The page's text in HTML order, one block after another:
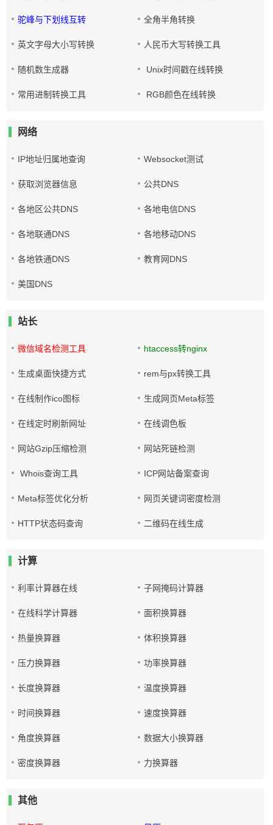
驼峰与下划线互转 全角半角转换
英文字母大小写转换 人民币大写转换工具
随机数生成器 Unix时间戳在线转换
常用进制转换工具 RGB颜色在线转换
网络
IP地址归属地查询 Websocket测试
获取浏览器信息 公共DNS
各地区公共DNS 各地电信DNS
各地联通DNS 各地移动DNS
各地铁通DNS 教育网DNS
美国DNS
站长
微信域名检测工具 htaccess转nginx
生成桌面快捷方式 rem与px转换工具
在线制作ico图标 生成网页Meta标签
在线定时刷新网址 在线调色板
网站Gzip压缩检测 网站死链检测
Whois查询工具 ICP网站备案查询
Meta标签优化分析 网页关键词密度检测
HTTP状态码查询 二维码在线生成
计算
利率计算器在线 子网掩码计算器
在线科学计算器 面积换算器
热量换算器 体积换算器
压力换算器 功率换算器
长度换算器 温度换算器
时间换算器 速度换算器
角度换算器 数据大小换算器
密度换算器 力换算器
其他